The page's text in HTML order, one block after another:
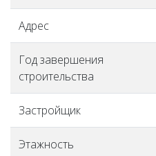
Адрес
Год завершения
строительства
Застройщик
Этажность